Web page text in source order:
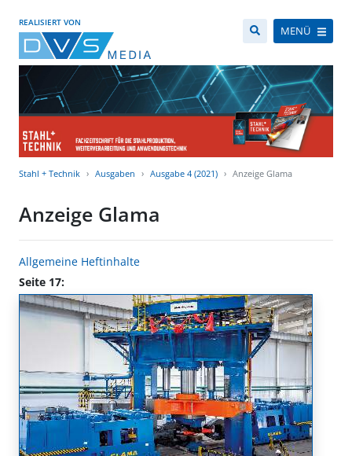
REALISIERT VON
MENÜ
Stahl + Technik Ausgaben Ausgabe 4 (2021) Anzeige Glama
Anzeige Glama
Allgemeine Heftinhalte
Seite 17: